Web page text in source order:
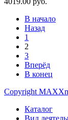
В начало
Назад
1
2
3
Вперёд
В конец
Copyright
Каталог